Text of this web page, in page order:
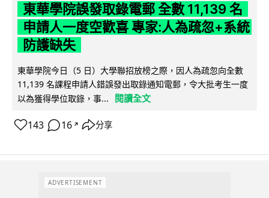
東華學院誤發取錄電郵 全數 11,139 名
申請人一度空歡喜 專家:人為疏忽+系統
防護缺失
東華學院今日（5 日）大學聯招放榜之際，因人為疏忽向全數
11,139 名課程申請人錯誤發出取錄通知電郵，令大批考生一度
以為獲得學位取錄，事...
閱讀全文
143 16 ↗ 分享
ADVERTISEMENT